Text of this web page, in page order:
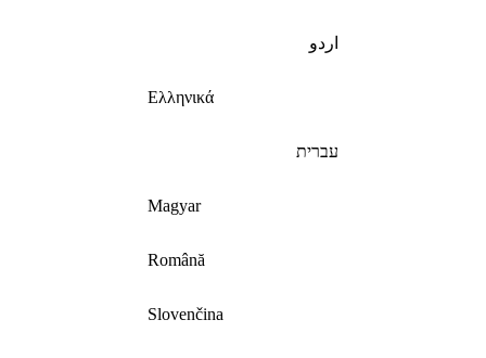
اردو
Ελληνικά
עברית
Magyar
Română
Slovenčina